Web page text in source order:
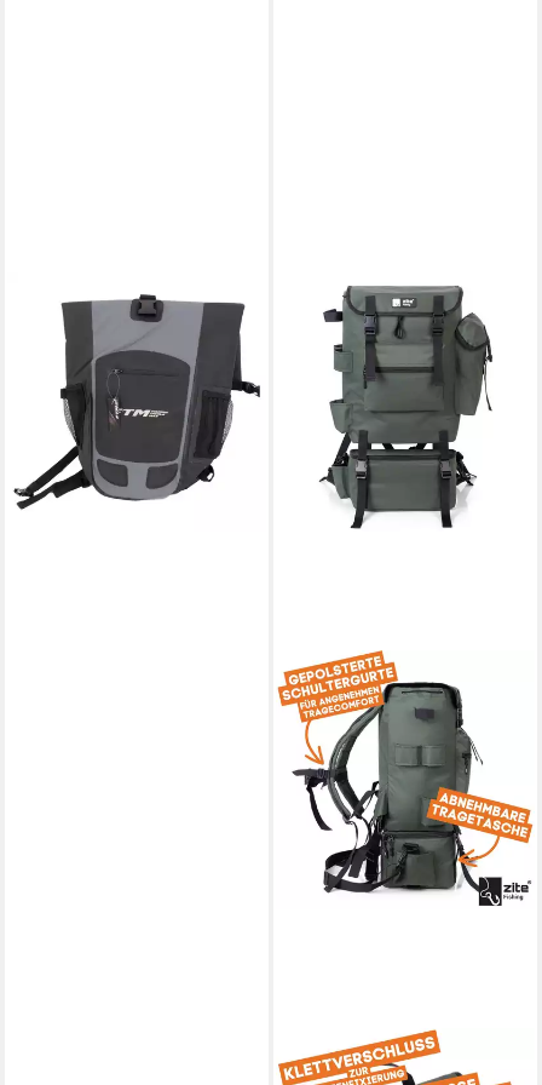
FISHING TACKLE MAX
Angelrucksack Wasserdichter
Rucksack M40
109,99 €
lieferbar - in 2-3 Werktagen bei dir
ZITE
Angelrucksack